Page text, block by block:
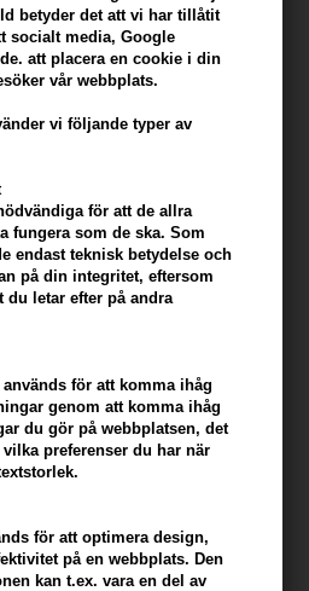
betyder det att vi har tillåtit
socialt media, Google
att placera en cookie i din
vår webbplats.
vi följande typer av
för att de allra
fungera som de ska. Som
endast teknisk betydelse och
på din integritet, eftersom
du letar efter på andra
för att komma ihåg
genom att komma ihåg
du gör på webbplatsen, det
preferenser du har när
för att optimera design,
på en webbplats. Den
kan t.ex. vara en del av
Tillverkare
Hold egenskaper
extra fyllighet när håret är stylat.
för håret där det behöver extra
hår
Root Lift Strong Hold
där du vill lyfta och fylla)